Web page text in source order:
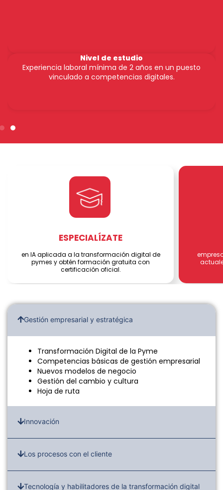
Nivel de estudio
Experiencia laboral mínima de 2 años en un puesto
vinculado a competencias digitales.
ESPECIALÍZATE
en IA aplicada a la transformación digital de
pymes y obtén formación gratuita con
certificación oficial.
Gestión empresarial y estratégica
Transformación Digital de la Pyme
Competencias básicas de gestión empresarial
Nuevos modelos de negocio
Gestión del cambio y cultura
Hoja de ruta
Innovación
Los procesos con el cliente
Tecnología y habilitadores de la transformación digital